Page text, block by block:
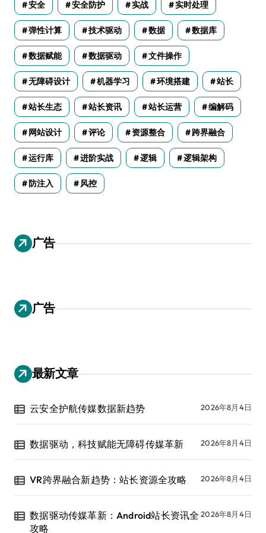
安全 安全防护 实战 实时处理
弹性计算 技术驱动 数据 数据库
数据赋能 数据驱动 文件操作
无障碍设计 机器学习 环境搭建 站长
站长生态 站长资讯 站长运营 编解码
网站设计 评论 资源整合 跨界融合
运行库 进阶实战 逻辑 逻辑架构
防注入 风控
广告
广告
最新文章
云安全护航传媒数据新趋势 2026年8月4日
数据驱动，科技赋能无障碍传媒革新 2026年8月4日
VR跨界融合新趋势：站长资源全攻略 2026年8月4日
数据驱动传媒革新：Android站长资讯全
攻略
2026年8月4日